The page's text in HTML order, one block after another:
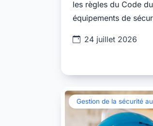
les règles du Code
équipements de
24 juillet 2026
Gestion de la sécurité